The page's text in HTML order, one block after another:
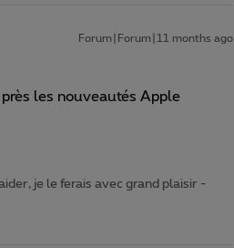
Forum|Forum|11 months ago
les nouveautés Apple
je le ferais avec grand plaisir -